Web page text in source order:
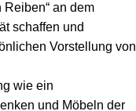
Reiben“ an dem
schaffen und
Vorstellung von
wie ein
und Möbeln der